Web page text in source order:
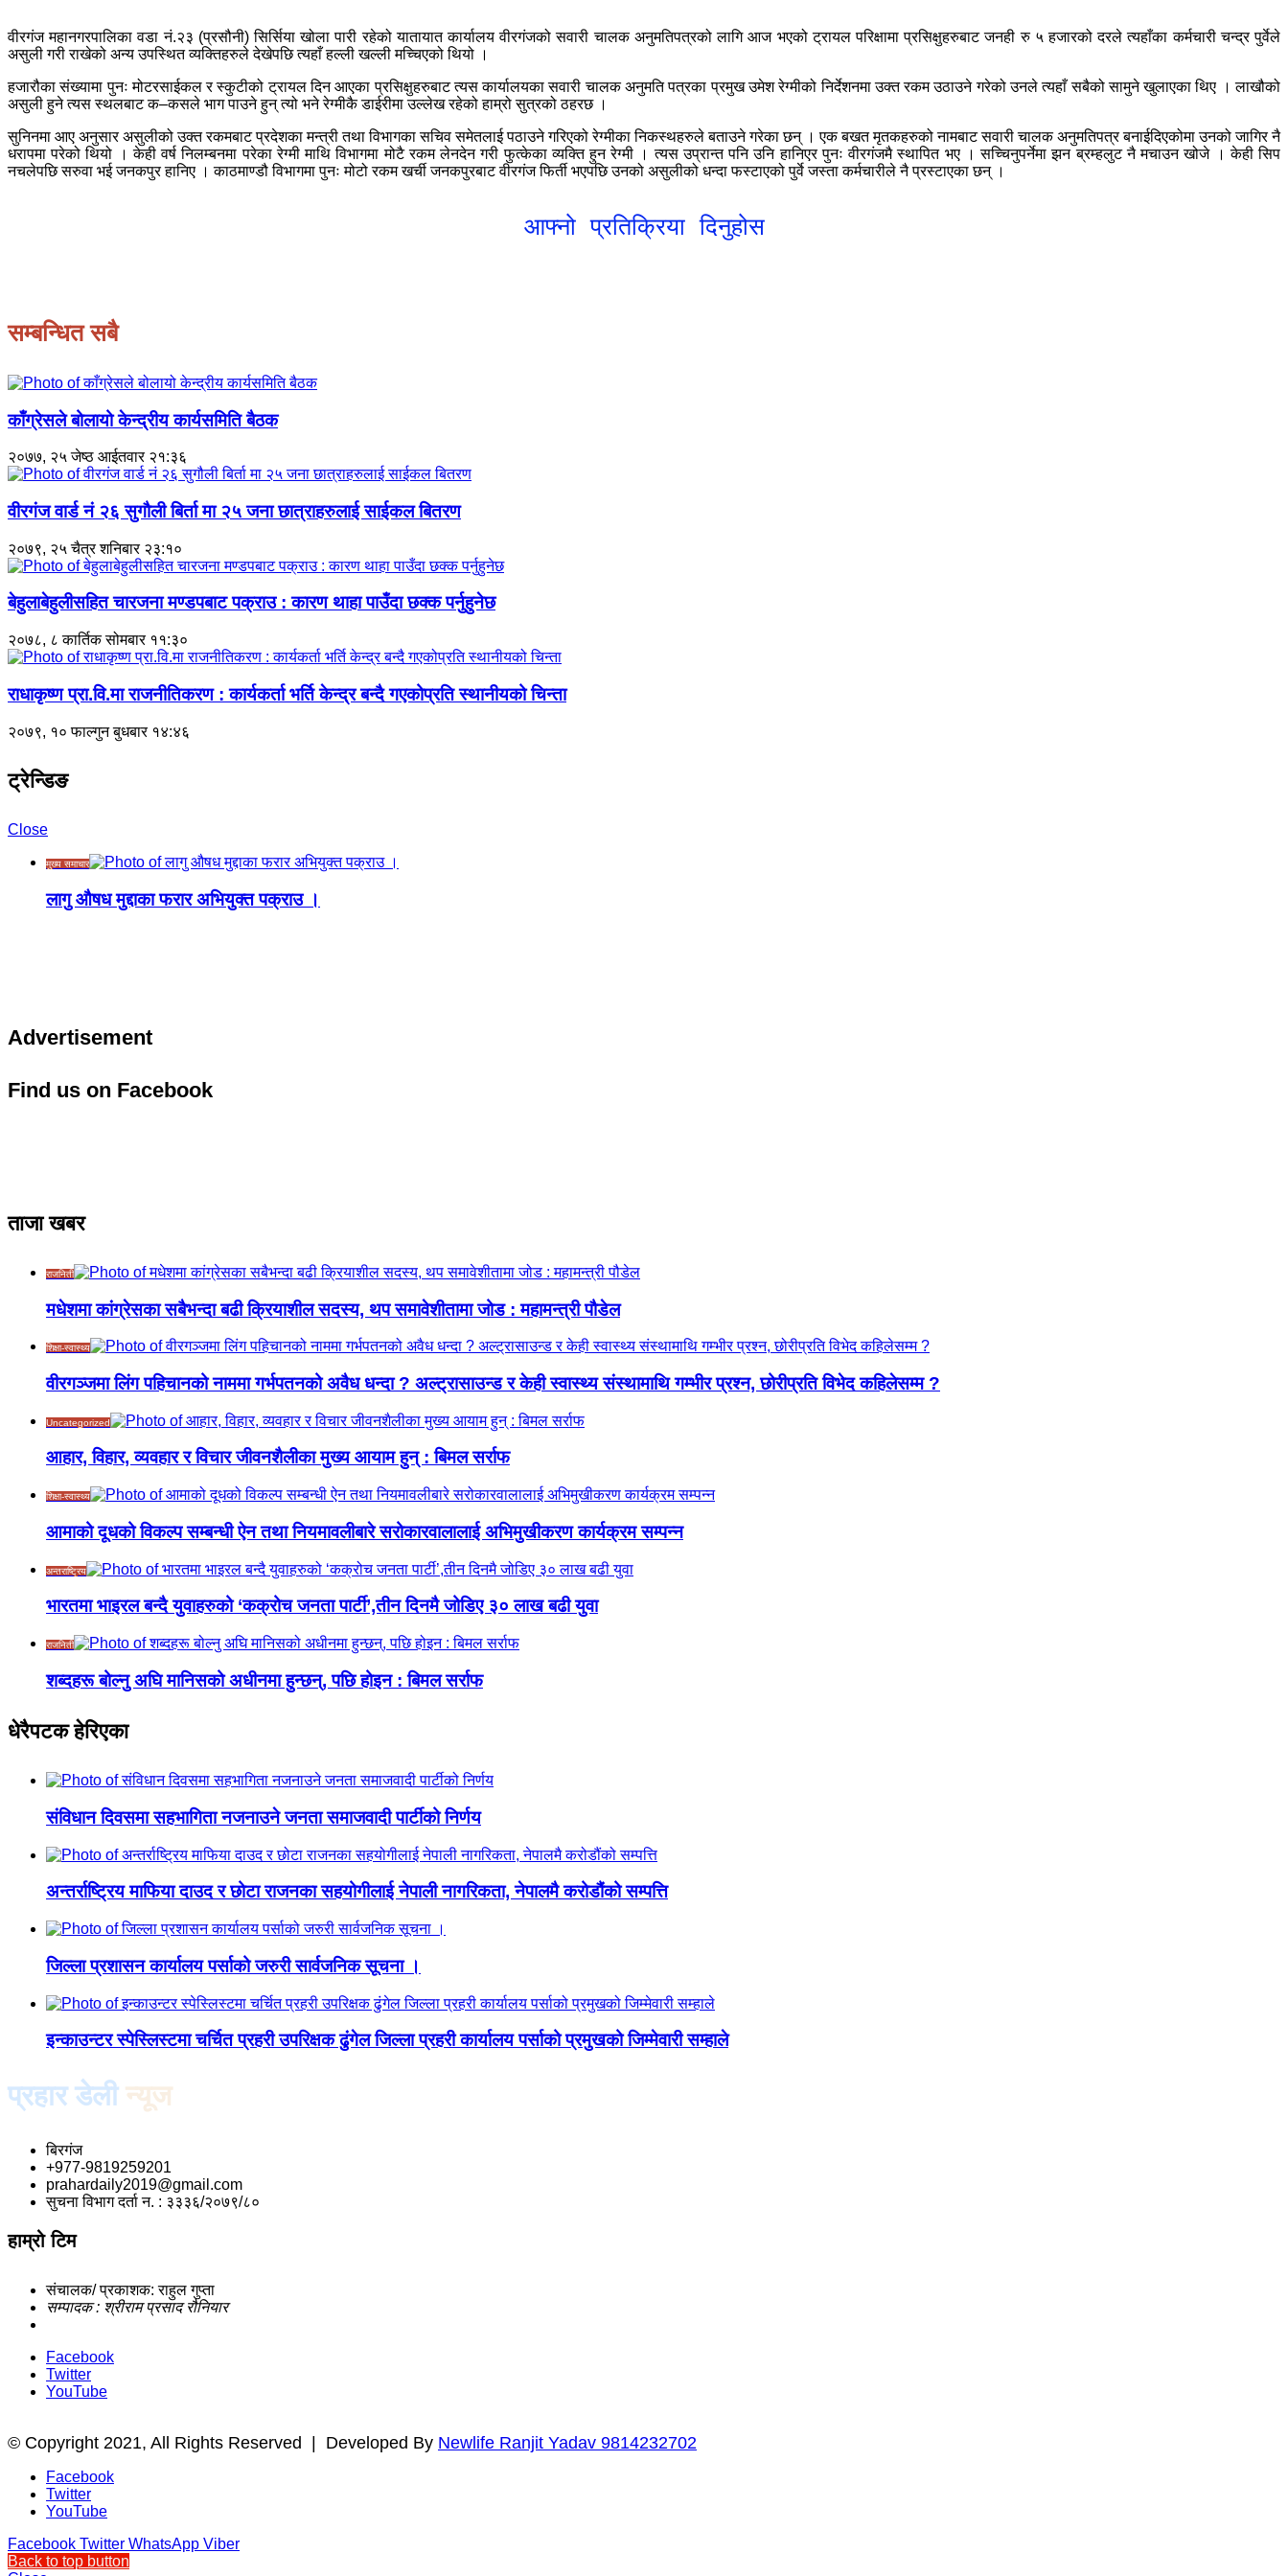
वीरगंज महानगरपालिका वडा नं.२३ (प्रसौनी) सिर्सिया खोला पारी रहेको यातायात कार्यालय वीरगंजको सवारी चालक अनुमतिपत्रको लागि आज भएको ट्रायल परिक्षामा प्रसिक्षुहरुबाट जनही रु ५ हजारको दरले त्यहाँका कर्मचारी चन्द्र पुर्वेले
असुली गरी राखेको अन्य उपस्थित व्यक्तिहरुले देखेपछि त्यहाँ हल्ली खल्ली मच्चिएको थियो ।
हजारौका संख्यामा पुनः मोटरसाईकल र स्कुटीको ट्रायल दिन आएका प्रसिक्षुहरुबाट त्यस कार्यालयका सवारी चालक अनुमति पत्रका प्रमुख उमेश रेग्मीको निर्देशनमा उक्त रकम उठाउने गरेको उनले त्यहाँ सबैको सामुने खुलाएका थिए । लाखौको
असुली हुने त्यस स्थलबाट क–कसले भाग पाउने हुन् त्यो भने रेग्मीकै डाईरीमा उल्लेख रहेको हाम्रो सुत्रको ठहरछ ।
सुनिनमा आए अनुसार असुलीको उक्त रकमबाट प्रदेशका मन्त्री तथा विभागका सचिव समेतलाई पठाउने गरिएको रेग्मीका निकस्थहरुले बताउने गरेका छन् । एक बखत मृतकहरुको नामबाट सवारी चालक अनुमतिपत्र बनाईदिएकोमा उनको जागिर नै
धरापमा परेको थियो । केही वर्ष निलम्बनमा परेका रेग्मी माथि विभागमा मोटै रकम लेनदेन गरी फुत्केका व्यक्ति हुन रेग्मी । त्यस उप्रान्त पनि उनि हानिएर पुनः वीरगंजमै स्थापित भए । सच्चिनुपर्नेमा झन ब्रम्हलुट नै मचाउन खोजे । केही सिप
नचलेपछि सरुवा भई जनकपुर हानिए । काठमाण्डौ विभागमा पुनः मोटो रकम खर्ची जनकपुरबाट वीरगंज फिर्ती भएपछि उनको असुलीको धन्दा फस्टाएको पुर्वे जस्ता कर्मचारीले नै प्रस्टाएका छन् ।
आफ्नो प्रतिक्रिया दिनुहोस
सम्बन्धित सबै
काँग्रेसले बोलायो केन्द्रीय कार्यसमिति बैठक
२०७७, २५ जेष्ठ आईतवार २१:३६
वीरगंज वार्ड नं २६ सुगौली बिर्ता मा २५ जना छात्राहरुलाई साईकल बितरण
२०७९, २५ चैत्र शनिबार २३:१०
बेहुलाबेहुलीसहित चारजना मण्डपबाट पक्राउ : कारण थाहा पाउँदा छक्क पर्नुहुनेछ
२०७८, ८ कार्तिक सोमबार ११:३०
राधाकृष्ण प्रा.वि.मा राजनीतिकरण : कार्यकर्ता भर्ति केन्द्र बन्दै गएकोप्रति स्थानीयको चिन्ता
२०७९, १० फाल्गुन बुधबार १४:४६
ट्रेन्डिङ
Close
मुख्य समाचार
लागु औषध मुद्दाका फरार अभियुक्त पक्राउ ।
Advertisement
Find us on Facebook
ताजा खबर
राजनिती
मधेशमा कांग्रेसका सबैभन्दा बढी क्रियाशील सदस्य, थप समावेशीतामा जोड : महामन्त्री पौडेल
शिक्षा-स्वास्थ्य
वीरगञ्जमा लिंग पहिचानको नाममा गर्भपतनको अवैध धन्दा ? अल्ट्रासाउन्ड र केही स्वास्थ्य संस्थामाथि गम्भीर प्रश्न, छोरीप्रति विभेद कहिलेसम्म ?
Uncategorized
आहार, विहार, व्यवहार र विचार जीवनशैलीका मुख्य आयाम हुन् : बिमल सर्राफ
शिक्षा-स्वास्थ्य
आमाको दूधको विकल्प सम्बन्धी ऐन तथा नियमावलीबारे सरोकारवालालाई अभिमुखीकरण कार्यक्रम सम्पन्न
अन्तराष्ट्रिय
भारतमा भाइरल बन्दै युवाहरुको ‘कक्रोच जनता पार्टी’,तीन दिनमै जोडिए ३० लाख बढी युवा
राजनिती
शब्दहरू बोल्नु अघि मानिसको अधीनमा हुन्छन्, पछि होइन : बिमल सर्राफ
धेरैपटक हेरिएका
संविधान दिवसमा सहभागिता नजनाउने जनता समाजवादी पार्टीको निर्णय
अन्तर्राष्ट्रिय माफिया दाउद र छोटा राजनका सहयोगीलाई नेपाली नागरिकता, नेपालमै करोडौंको सम्पत्ति
जिल्ला प्रशासन कार्यालय पर्साको जरुरी सार्वजनिक सूचना ।
इन्काउन्टर स्पेस्लिस्टमा चर्चित प्रहरी उपरिक्षक ढुंगेल जिल्ला प्रहरी कार्यालय पर्साको प्रमुखको जिम्मेवारी सम्हाले
प्रहार डेली न्यूज
बिरगंज
+977-9819259201
prahardaily2019@gmail.com
सुचना विभाग दर्ता न. : ३३३६/२०७९/८०
हाम्रो टिम
संचालक/ प्रकाशक: राहुल गुप्ता
सम्पादक : श्रीराम प्रसाद रौनियार
Facebook
Twitter
YouTube
© Copyright 2021, All Rights Reserved | Developed By Newlife Ranjit Yadav 9814232702
Facebook
Twitter
YouTube
Facebook Twitter WhatsApp Viber
Back to top button